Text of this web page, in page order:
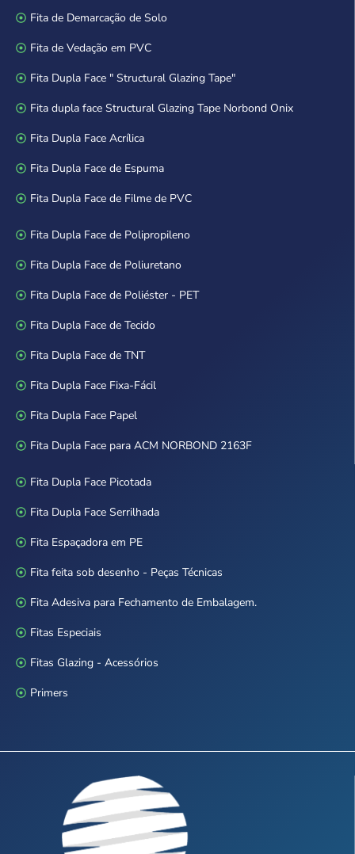
Fita de Demarcação de Solo
Fita de Vedação em PVC
Fita Dupla Face " Structural Glazing Tape"
Fita dupla face Structural Glazing Tape Norbond Onix
Fita Dupla Face Acrílica
Fita Dupla Face de Espuma
Fita Dupla Face de Filme de PVC
Fita Dupla Face de Polipropileno
Fita Dupla Face de Poliuretano
Fita Dupla Face de Poliéster - PET
Fita Dupla Face de Tecido
Fita Dupla Face de TNT
Fita Dupla Face Fixa-Fácil
Fita Dupla Face Papel
Fita Dupla Face para ACM NORBOND 2163F
Fita Dupla Face Picotada
Fita Dupla Face Serrilhada
Fita Espaçadora em PE
Fita feita sob desenho - Peças Técnicas
Fita Adesiva para Fechamento de Embalagem.
Fitas Especiais
Fitas Glazing - Acessórios
Primers